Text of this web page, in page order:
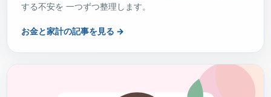
する不安を 一つずつ整理します。
お金と家計の記事を見る →